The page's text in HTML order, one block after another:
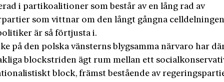
i partikoalitioner som består av en lång rad av
som vittnar om den långt gångna
är så förtjusta i.
på den polska vänsterns blygsamma närvaro har
blockstriden ägt rum mellan ett
block, främst bestående av